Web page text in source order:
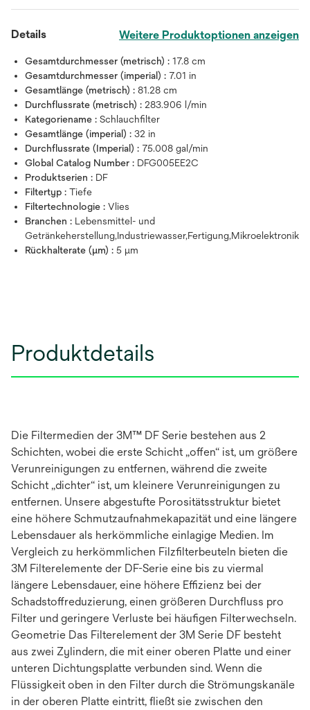
Details Weitere Produktoptionen anzeigen
Gesamtdurchmesser (metrisch) : 17.8 cm
Gesamtdurchmesser (imperial) : 7.01 in
Gesamtlänge (metrisch) : 81.28 cm
Durchflussrate (metrisch) : 283.906 l/min
Kategoriename : Schlauchfilter
Gesamtlänge (imperial) : 32 in
Durchflussrate (Imperial) : 75.008 gal/min
Global Catalog Number : DFG005EE2C
Produktserien : DF
Filtertyp : Tiefe
Filtertechnologie : Vlies
Branchen : Lebensmittel- und
Getränkeherstellung,Industriewasser,Fertigung,Mikroelektronik
Rückhalterate (µm) : 5 μm
Produktdetails
Die Filtermedien der 3M™ DF Serie bestehen aus 2
Schichten, wobei die erste Schicht „offen“ ist, um größere
Verunreinigungen zu entfernen, während die zweite
Schicht „dichter“ ist, um kleinere Verunreinigungen zu
entfernen. Unsere abgestufte Porositätsstruktur bietet
eine höhere Schmutzaufnahmekapazität und eine längere
Lebensdauer als herkömmliche einlagige Medien. Im
Vergleich zu herkömmlichen Filzfilterbeuteln bieten die
3M Filterelemente der DF-Serie eine bis zu viermal
längere Lebensdauer, eine höhere Effizienz bei der
Schadstoffreduzierung, einen größeren Durchfluss pro
Filter und geringere Verluste bei häufigen Filterwechseln.
Geometrie Das Filterelement der 3M Serie DF besteht
aus zwei Zylindern, die mit einer oberen Platte und einer
unteren Dichtungsplatte verbunden sind. Wenn die
Flüssigkeit oben in den Filter durch die Strömungskanäle
in der oberen Platte eintritt, fließt sie zwischen den